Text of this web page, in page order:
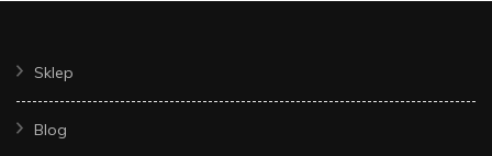
Sklep
Blog